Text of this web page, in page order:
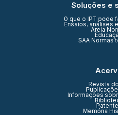
Soluções e
O que o IPT pode
Ensaios, análises
Areia
SAA Normas
Revista
Informações
Memória